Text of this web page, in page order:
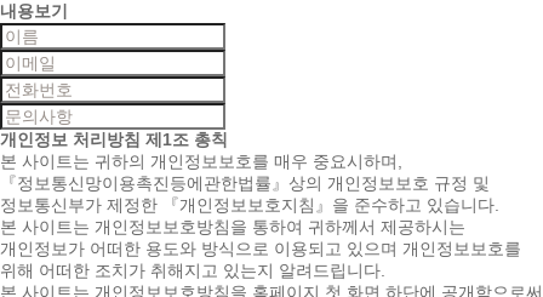
내용보기
개인정보 처리방침 제1조 총칙
본 사이트는 귀하의 개인정보보호를 매우 중요시하며,
『정보통신망이용촉진등에관한법률』상의 개인정보보호 규정 및
정보통신부가 제정한 『개인정보보호지침』을 준수하고 있습니다.
본 사이트는 개인정보보호방침을 통하여 귀하께서 제공하시는
개인정보가 어떠한 용도와 방식으로 이용되고 있으며 개인정보보호를
위해 어떠한 조치가 취해지고 있는지 알려드립니다.
본 사이트는 개인정보보호방침을 홈페이지 첫 화면 하단에 공개함으로써